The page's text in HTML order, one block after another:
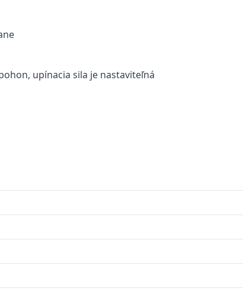
upínacia sila je nastaviteľná